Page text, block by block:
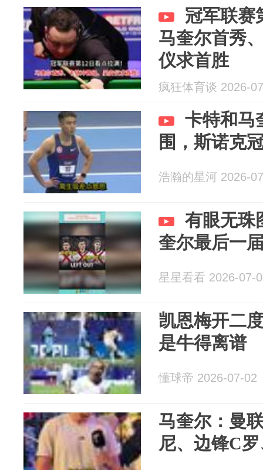
冠军联赛
马奎尔首秀
仪求首胜
疯狂体育谈 2026-
卡特和马
围，斯诺克
浩瀚的星河 2026-
有眼无珠
奎尔最后一
星星看看 2026-07-
凯恩梅开二
是牛得离谱
懂球帝 2026-07-02
马奎尔：曼
尼、边锋C